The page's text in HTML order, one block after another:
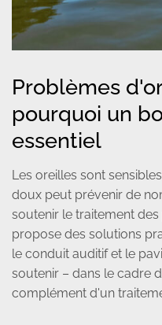
Problèmes
pourquoi un
essentiel
Les oreilles sont
doux peut prévenir de
soutenir le traitement
propose des solutions
le conduit auditif et le
soutenir – dans le cadre
complément d'un